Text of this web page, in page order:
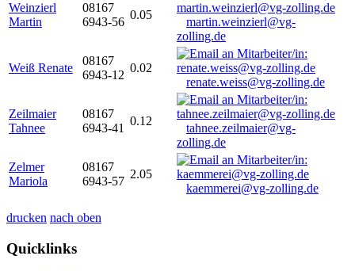
Weinzierl
Martin
08167
6943-56
0.05
martin.weinzierl@vg-
zolling.de
Weiß Renate
08167
6943-12
0.02
renate.weiss@vg-zolling.de
Zeilmaier
Tahnee
08167
6943-41
0.12
tahnee.zeilmaier@vg-
zolling.de
Zelmer
Mariola
08167
6943-57
2.05
kaemmerei@vg-zolling.de
drucken nach oben
Quicklinks